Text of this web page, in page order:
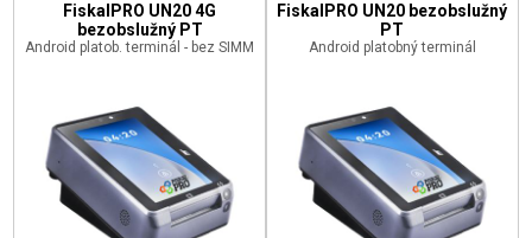
FiskalPRO UN20 4G
bezobslužný PT
Android platob. terminál - bez SIMM
FiskalPRO UN20 bezobslužný
PT
Android platobný terminál